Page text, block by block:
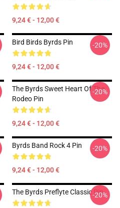
9,24 € - 12,00 €
Bird Birds Byrds Pin
9,24 € - 12,00 €
-20%
The Byrds Sweet Heart Of The
Rodeo Pin
9,24 € - 12,00 €
-20%
Byrds Band Rock 4 Pin
9,24 € - 12,00 €
-20%
The Byrds Preflyte Classic Pin
-20%